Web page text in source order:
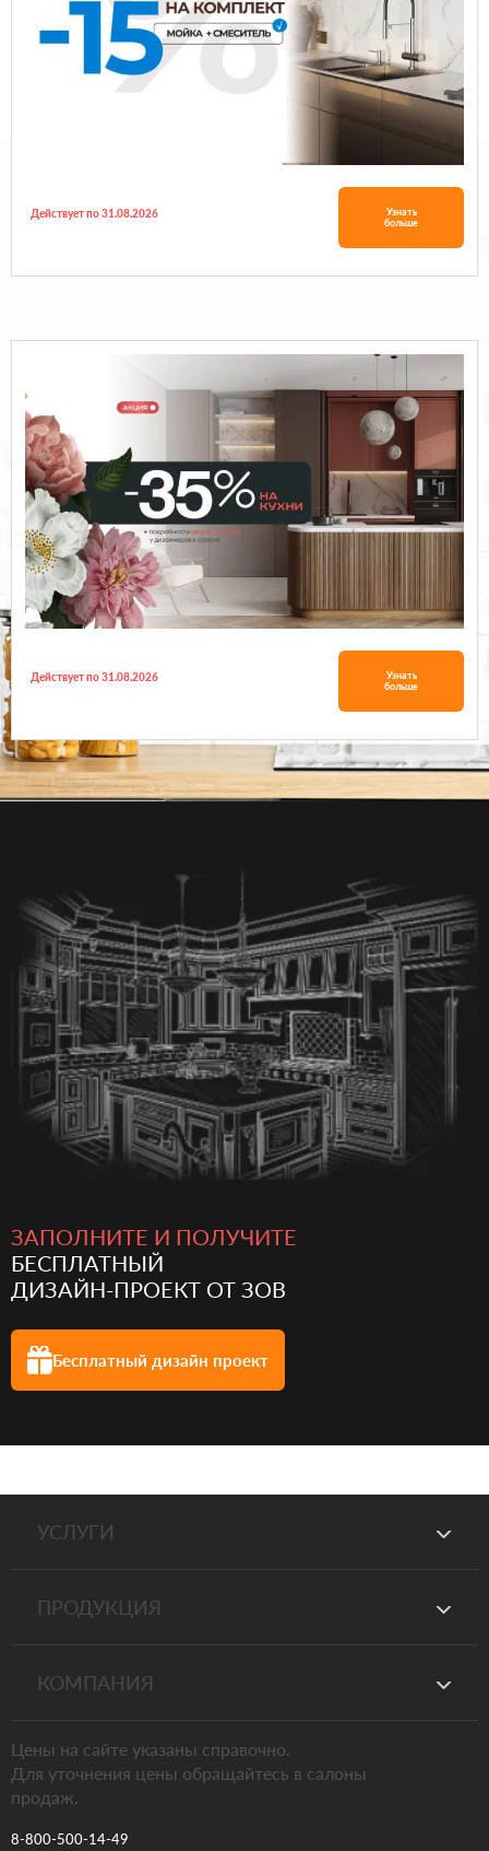
Действует по 31.08.2026
Узнать
больше
Действует по 31.08.2026
Узнать
больше
ЗАПОЛНИТЕ И ПОЛУЧИТЕ
БЕСПЛАТНЫЙ
ДИЗАЙН-ПРОЕКТ ОТ ЗОВ
Бесплатный дизайн проект
8-800-500-14-49
Цены на сайте указаны справочно.
Для уточнения цены обращайтесь в салоны
продаж.
УСЛУГИ
ПРОДУКЦИЯ
КОМПАНИЯ